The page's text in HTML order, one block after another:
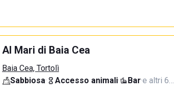
Al Mari di Baia Cea
Baia Cea, Tortolì
Sabbiosa· Accesso animali· Bar·e altri 6…